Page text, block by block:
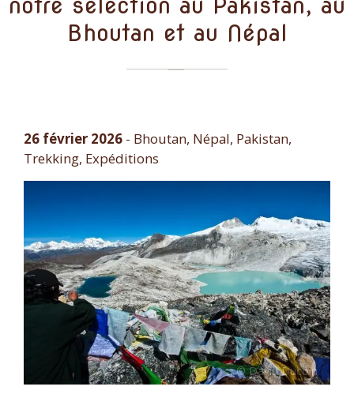
Bhoutan et au Népal
26 février 2026 - Bhoutan, Népal, Pakistan,
Trekking, Expéditions